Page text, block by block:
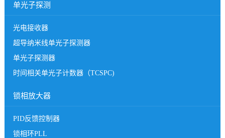
单光子探测
光电接收器
超导纳米线单光子探测器
单光子探测器
时间相关单光子计数器（TCSPC)
锁相放大器
PID反馈控制器
锁相环PLL